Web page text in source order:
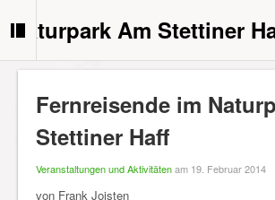
Naturpark Am Stettiner
Fernreisende im
Stettiner Haff
Veranstaltungen und Aktivitätenam 19. Februar 2014
von Frank Joisten